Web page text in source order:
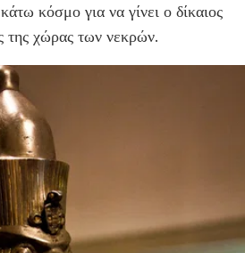
κόσμο για να γίνει ο δίκαιος
της χώρας των νεκρών.